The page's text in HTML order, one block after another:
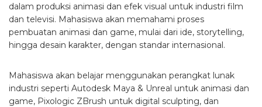
dalam produksi animasi dan efek visual untuk industri film
dan televisi. Mahasiswa akan memahami proses
pembuatan animasi dan game, mulai dari ide, storytelling,
hingga desain karakter, dengan standar internasional.
Mahasiswa akan belajar menggunakan perangkat lunak
industri seperti Autodesk Maya & Unreal untuk animasi dan
game, Pixologic ZBrush untuk digital sculpting, dan